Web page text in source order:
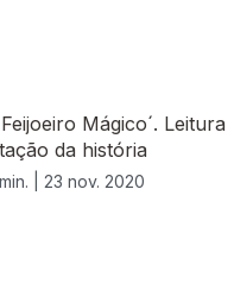
Mágico´. Leitura
da história
| 23 nov. 2020